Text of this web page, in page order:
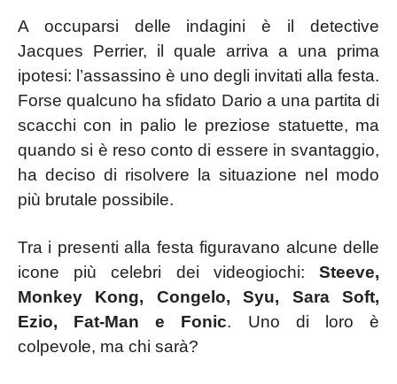
A occuparsi delle indagini è il detective
Jacques Perrier, il quale arriva a una prima
ipotesi: l’assassino è uno degli invitati alla festa.
Forse qualcuno ha sfidato Dario a una partita di
scacchi con in palio le preziose statuette, ma
quando si è reso conto di essere in svantaggio,
ha deciso di risolvere la situazione nel modo
più brutale possibile.
Tra i presenti alla festa figuravano alcune delle
icone più celebri dei videogiochi: Steeve,
Monkey Kong, Congelo, Syu, Sara Soft,
Ezio, Fat-Man e Fonic. Uno di loro è
colpevole, ma chi sarà?